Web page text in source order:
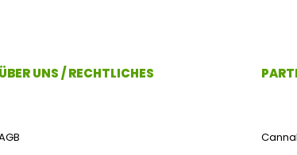
ÜBER UNS / RECHTLICHES